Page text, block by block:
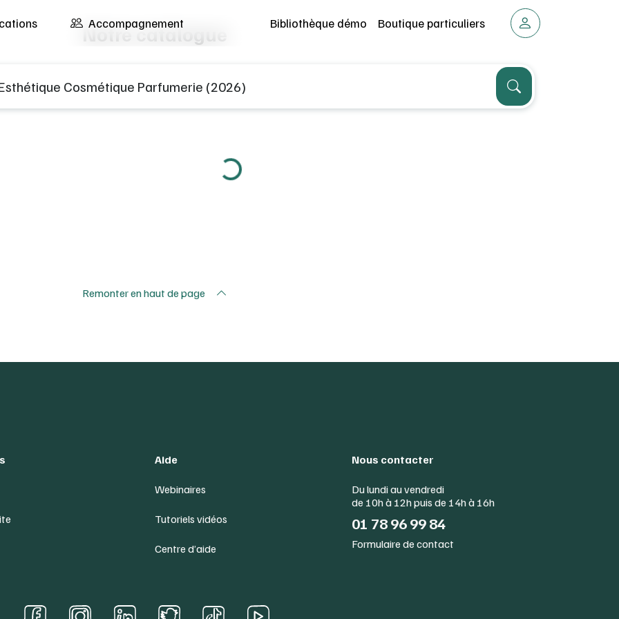
Accompagnement Bibliothèque démo Boutique particuliers
Notre catalogue
Loading...
Remonter en haut de page
Aide
Webinaires
Tutoriels vidéos
Centre d’aide
Nous contacter
Du lundi au vendredi
de 10h à 12h puis de 14h à 16h
01 78 96 99 84
Formulaire de contact